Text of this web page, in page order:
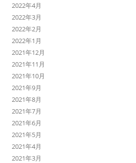
2022年4月
2022年3月
2022年2月
2022年1月
2021年12月
2021年11月
2021年10月
2021年9月
2021年8月
2021年7月
2021年6月
2021年5月
2021年4月
2021年3月